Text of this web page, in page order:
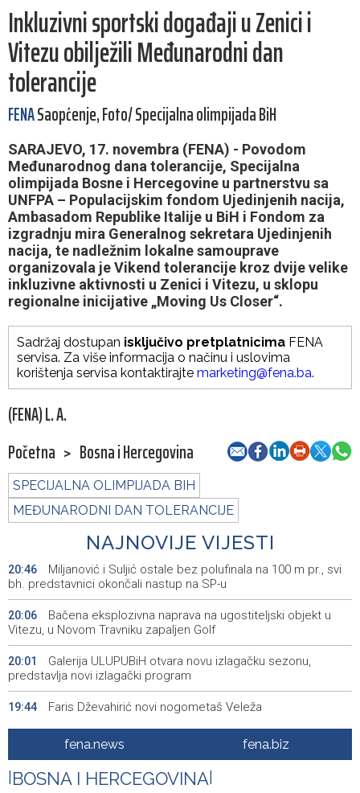
Inkluzivni sportski događaji u Zenici i
Vitezu obilježili Međunarodni dan
tolerancije
FENASaopćenje, Foto/ Specijalna olimpijada BiH
SARAJEVO, 17. novembra (FENA) - Povodom
Međunarodnog dana tolerancije, Specijalna
olimpijada Bosne i Hercegovine u partnerstvu sa
UNFPA – Populacijskim fondom Ujedinjenih nacija,
Ambasadom Republike Italije u BiH i Fondom za
izgradnju mira Generalnog sekretara Ujedinjenih
nacija, te nadležnim lokalne samouprave
organizovala je Vikend tolerancije kroz dvije velike
inkluzivne aktivnosti u Zenici i Vitezu, u sklopu
regionalne inicijative „Moving Us Closer“.
Sadržaj dostupan isključivo pretplatnicima FENA
servisa. Za više informacija o načinu i uslovima
korištenja servisa kontaktirajte marketing@fena.ba.
(FENA) L. A.
Početna > Bosna i Hercegovina
SPECIJALNA OLIMPIJADA BIH
MEĐUNARODNI DAN TOLERANCIJE
NAJNOVIJE VIJESTI
20:46
Miljanović i Suljić ostale bez polufinala na 100 m pr., svi
bh. predstavnici okončali nastup na SP-u
20:06
Bačena eksplozivna naprava na ugostiteljski objekt u
Vitezu, u Novom Travniku zapaljen Golf
20:01
Galerija ULUPUBiH otvara novu izlagačku sezonu,
predstavlja novi izlagački program
19:44 Faris Dževahirić novi nogometaš Veleža
Announcement of events for Saturday, 8 August 2026
19:10
Rudari Milanovića ubijedili da ode kući, Memčić se već
ponovo vratio u jamu 'Raspotočje'
fena.news fena.biz
BOSNA I HERCEGOVINA